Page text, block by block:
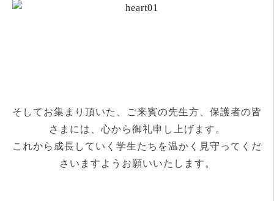
そしてお集まり頂いた、ご来賓の先生方、保護者の皆
さまには、心から御礼申し上げます。
これから成長していく学生たちを温かく見守ってくだ
さいますようお願いいたします。